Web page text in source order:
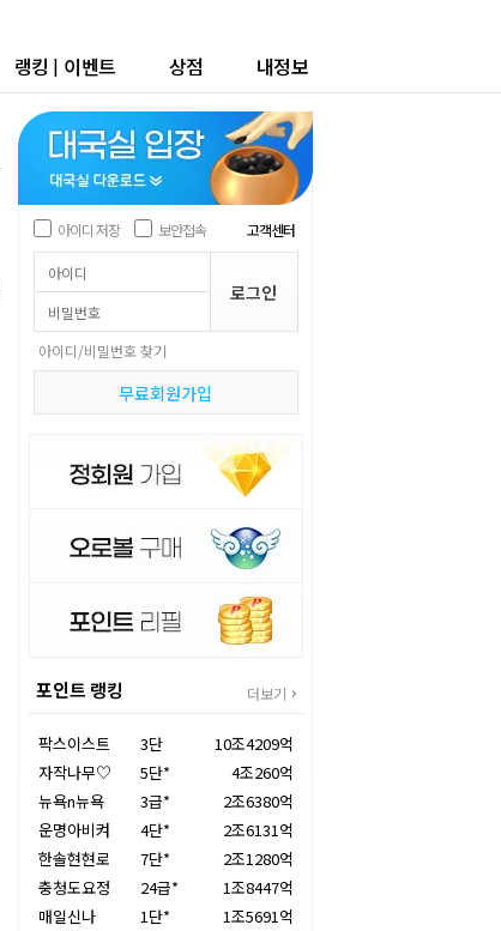
랭킹 | 이벤트 상점 내정보
아이디 저장 보안접속 고객센터
아이디/비밀번호 찾기
무료회원가입
포인트 랭킹 더보기
팍스이스트 3단
10조4209억
자작나무♡
5단*
4조260억
뉴욕n뉴욕
3급*
2조6380억
운명아비켜
4단*
2조6131억
한솔현현로
7단*
2조1280억
충청도요정
24급*
1조8447억
매일신나
1단*
1조5691억